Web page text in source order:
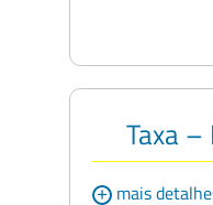
Taxa
+ mais